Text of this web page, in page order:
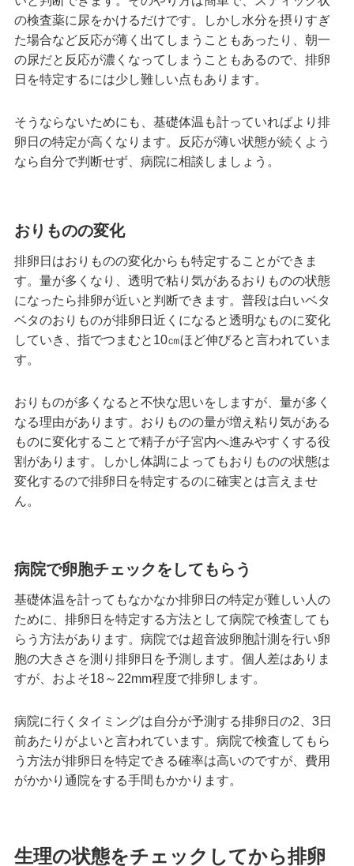
の検査薬に尿をかけるだけです。しかし水分を摂りすぎ
た場合など反応が薄く出てしまうこともあったり、朝一
の尿だと反応が濃くなってしまうこともあるので、排卵
日を特定するには少し難しい点もあります。
そうならないためにも、基礎体温も計っていればより排
卵日の特定が高くなります。反応が薄い状態が続くよう
なら自分で判断せず、病院に相談しましょう。
おりものの変化
排卵日はおりものの変化からも特定することができま
す。量が多くなり、透明で粘り気があるおりものの状態
になったら排卵が近いと判断できます。普段は白いベタ
ベタのおりものが排卵日近くになると透明なものに変化
していき、指でつまむと10㎝ほど伸びると言われていま
す。
おりものが多くなると不快な思いをしますが、量が多く
なる理由があります。おりものの量が増え粘り気がある
ものに変化することで精子が子宮内へ進みやすくする役
割があります。しかし体調によってもおりものの状態は
変化するので排卵日を特定するのに確実とは言えませ
ん。
病院で卵胞チェックをしてもらう
基礎体温を計ってもなかなか排卵日の特定が難しい人の
ために、排卵日を特定する方法として病院で検査しても
らう方法があります。病院では超音波卵胞計測を行い卵
胞の大きさを測り排卵日を予測します。個人差はありま
すが、およそ18～22mm程度で排卵します。
病院に行くタイミングは自分が予測する排卵日の2、3日
前あたりがよいと言われています。病院で検査してもら
う方法が排卵日を特定できる確率は高いのですが、費用
がかかり通院をする手間もかかります。
生理の状態をチェックしてから排卵